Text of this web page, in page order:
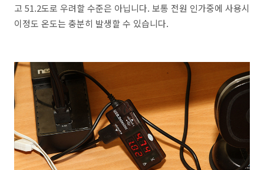
고 51.2도로 우려할 수준은 아닙니다. 보통 전원 인가중에 사용시
이정도 온도는 충분히 발생할 수 있습니다.